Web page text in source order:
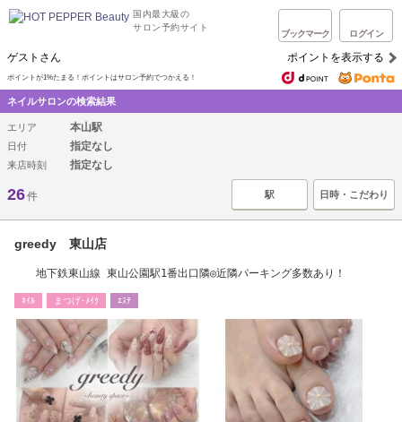
国内最大級の
サロン予約サイト
ブックマーク ログイン
ゲストさん ポイントを表示する
ポイントが1%たまる！ポイントはサロン予約でつかえる！
ネイルサロンの検索結果
エリア 本山駅
日付 指定なし
来店時刻 指定なし
26件 駅 日時・こだわり
greedy 東山店
地下鉄東山線 東山公園駅1番出口隣◎近隣パーキング多数あり！
ﾈｲﾙ まつげ･ﾒｲｸ ｴｽﾃ